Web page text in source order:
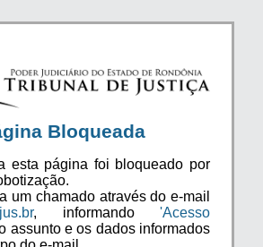
Bloqueada
esta página foi bloqueado por
um chamado através do e-mail
, informando 'Acesso
assunto e os dados informados